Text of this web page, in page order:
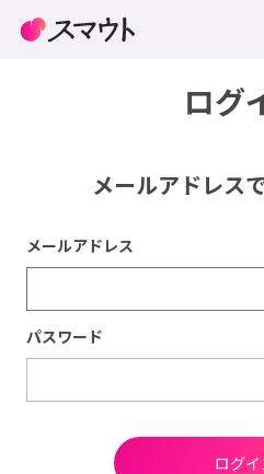
ログ
メールアドレス
メールアドレス
パスワード